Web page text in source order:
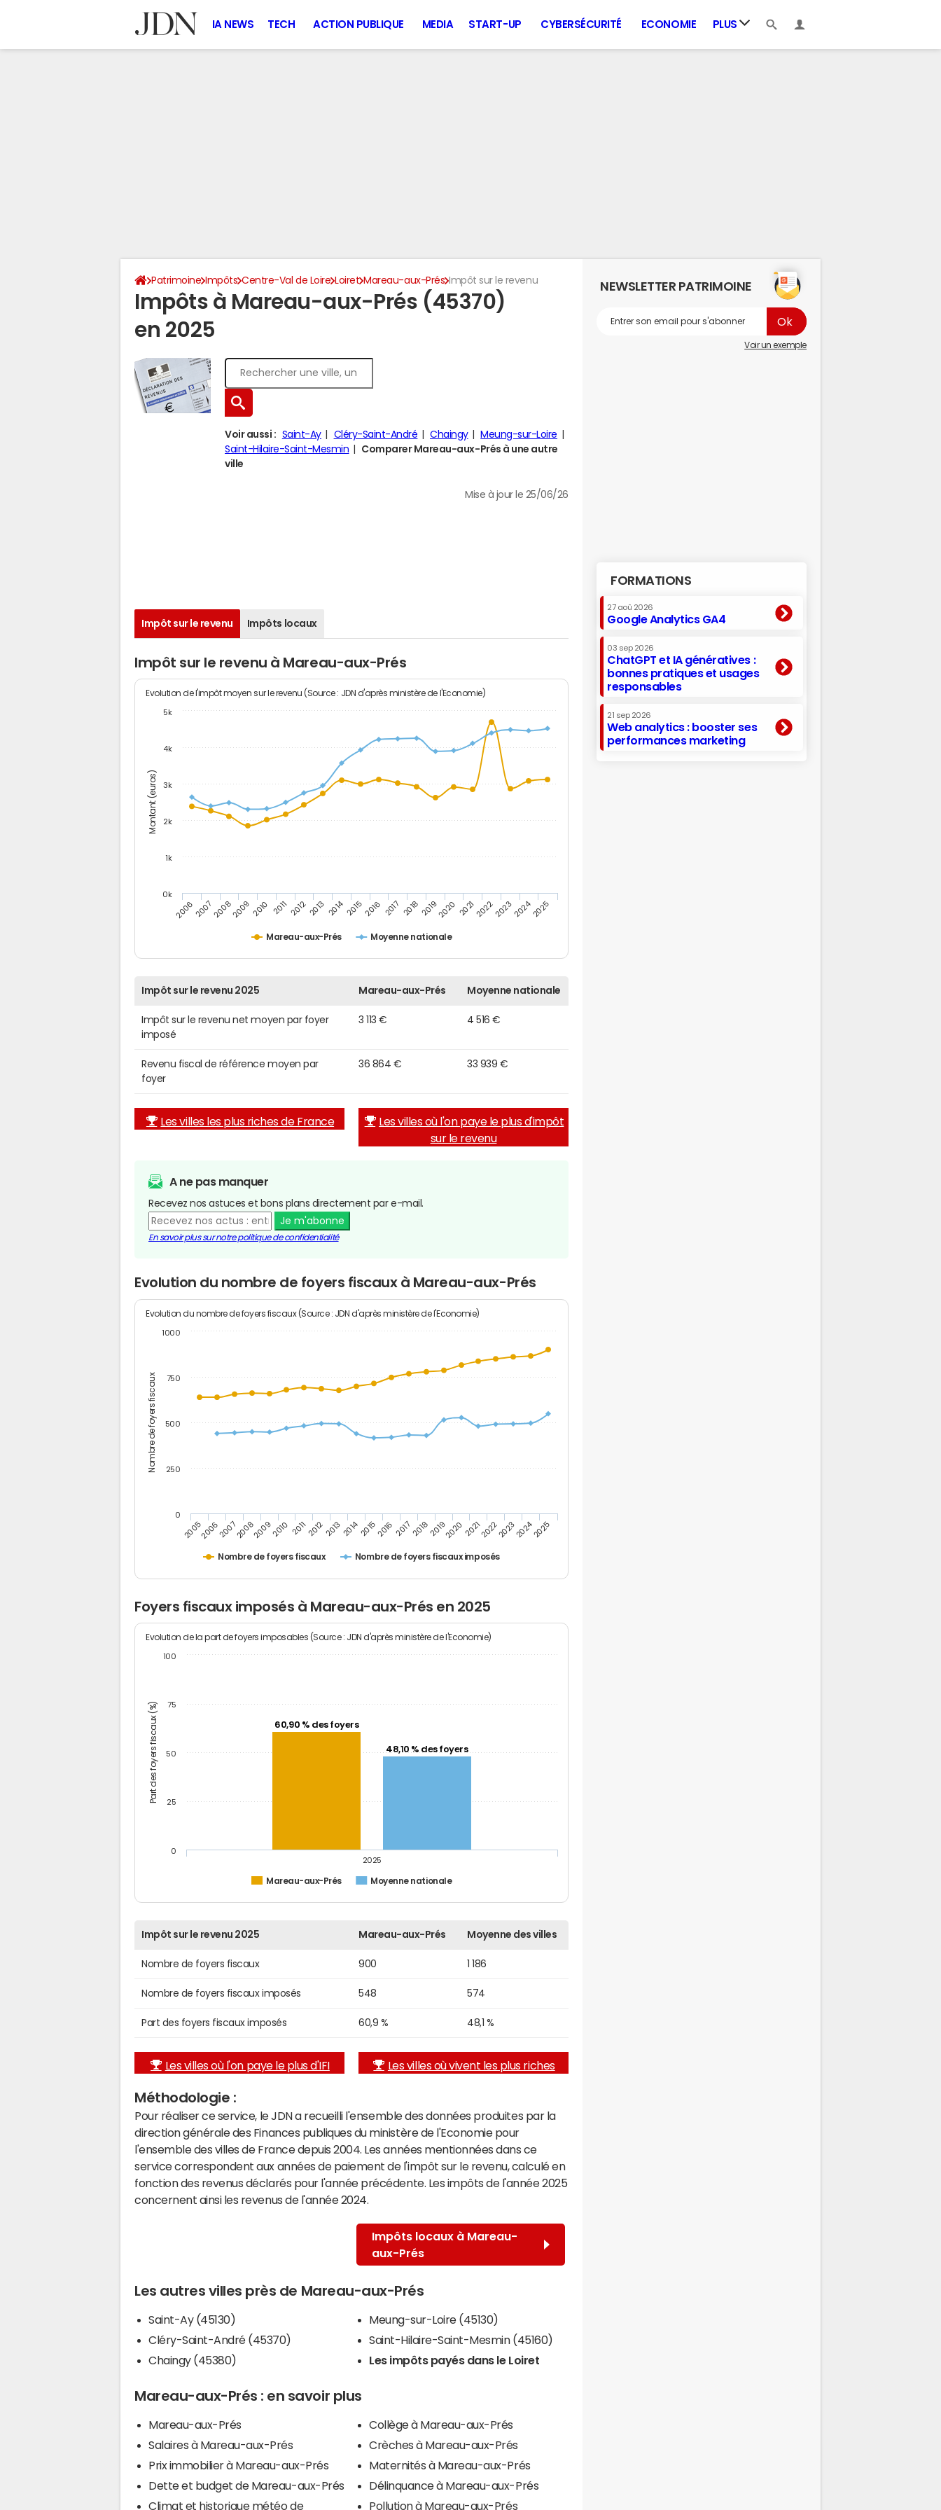
IA NEWS TECH ACTION PUBLIQUE MEDIA START-UP CYBERSÉCURITÉ ECONOMIE PLUS
Patrimoine Impôts Centre-Val de Loire Loiret Mareau-aux-Prés Impôt sur le revenu
Impôts à Mareau-aux-Prés (45370)
en 2025
Voir aussi : Saint-Ay Cléry-Saint-André Chaingy
Meung-sur-Loire
Saint-Hilaire-Saint-Mesmin
Comparer Mareau-aux-Prés à une autre
ville
Mise à jour le 25/06/26
Impôt sur le revenu Impôts locaux
Impôt sur le revenu à Mareau-aux-Prés
Montant (euros)
Evolution de l'impôt moyen sur le revenu (Source : JDN d'après ministère de l'Economie)
Mareau-aux-Prés Moyenne nationale
20062007200820092010 2011 20122013 201420152016 2017 201820192020 20212022202320242025
0k
1k
2k
3k
4k
5k
Impôt sur le revenu 2025 Mareau-aux-Prés Moyenne nationale
Impôt sur le revenu net moyen par foyer
imposé
3 113 € 4 516 €
Revenu fiscal de référence moyen par
foyer
36 864 € 33 939 €
Les villes les plus riches de France
Les villes où l'on paye le plus d'impôt
sur le revenu
A ne pas manquer
Recevez nos astuces et bons plans directement par e-mail.
Je m'abonne
En savoir plus sur notre politique de confidentialité
Evolution du nombre de foyers fiscaux à Mareau-aux-Prés
Nombre de foyers fiscaux
Evolution du nombre de foyers fiscaux (Source : JDN d'après ministère de l'Economie)
Nombre de foyers fiscaux Nombre de foyers fiscaux imposés
200520062007200820092010 201120122013201420152016 201720182019202020212022202320242025
0
250
500
750
1000
Foyers fiscaux imposés à Mareau-aux-Prés en 2025
Part des foyers fiscaux (%)
Evolution de la part de foyers imposables (Source : JDN d'après ministère de l'Economie)
60,90 % des foyers
48,10 % des foyers
Mareau-aux-Prés Moyenne nationale
2025
0
25
50
75
100
Impôt sur le revenu 2025 Mareau-aux-Prés Moyenne des villes
Nombre de foyers fiscaux 900 1 186
Nombre de foyers fiscaux imposés 548 574
Part des foyers fiscaux imposés 60,9 % 48,1 %
Les villes où l'on paye le plus d'IFI Les villes où vivent les plus riches
Méthodologie :
Pour réaliser ce service, le JDN a recueilli l'ensemble des données produites par la
direction générale des Finances publiques du ministère de l'Economie pour
l'ensemble des villes de France depuis 2004. Les années mentionnées dans ce
service correspondent aux années de paiement de l'impôt sur le revenu, calculé en
fonction des revenus déclarés pour l'année précédente. Les impôts de l'année 2025
concernent ainsi les revenus de l'année 2024.
Impôts locaux à Mareau-
aux-Prés
Les autres villes près de Mareau-aux-Prés
Saint-Ay (45130)
Cléry-Saint-André (45370)
Chaingy (45380)
Meung-sur-Loire (45130)
Saint-Hilaire-Saint-Mesmin (45160)
Les impôts payés dans le Loiret
Mareau-aux-Prés : en savoir plus
Mareau-aux-Prés
Salaires à Mareau-aux-Prés
Prix immobilier à Mareau-aux-Prés
Dette et budget de Mareau-aux-Prés
Climat et historique météo de
Collège à Mareau-aux-Prés
Crèches à Mareau-aux-Prés
Maternités à Mareau-aux-Prés
Délinquance à Mareau-aux-Prés
Pollution à Mareau-aux-Prés
NEWSLETTER PATRIMOINE
Voir un exemple
FORMATIONS
27 aoû 2026
Google Analytics GA4
03 sep 2026
ChatGPT et IA génératives :
bonnes pratiques et usages
responsables
21 sep 2026
Web analytics : booster ses
performances marketing